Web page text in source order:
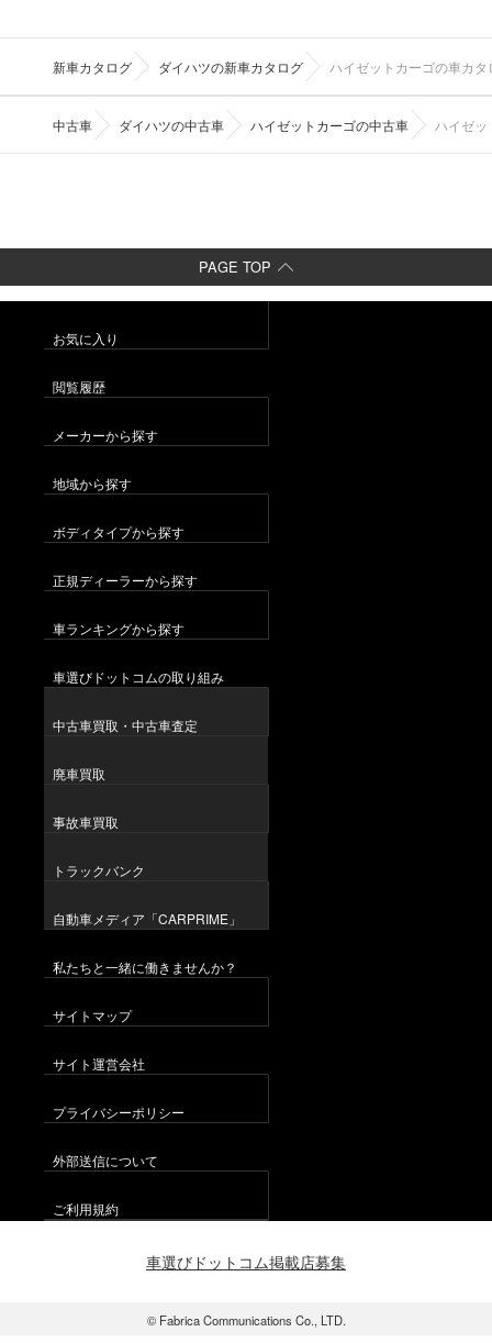
新車カタログ ダイハツの新車カタログ ハイゼットカーゴの車カタ
中古車 ダイハツの中古車 ハイゼットカーゴの中古車 ハイゼ
PAGE TOP
お気に入り
閲覧履歴
メーカーから探す
地域から探す
ボディタイプから探す
正規ディーラーから探す
車ランキングから探す
車選びドットコムの取り組み
中古車買取・中古車査定
廃車買取
事故車買取
トラックバンク
自動車メディア「CARPRIME」
私たちと一緒に働きませんか？
サイトマップ
サイト運営会社
プライバシーポリシー
外部送信について
ご利用規約
車選びドットコム掲載店募集
© Fabrica Communications Co., LTD.